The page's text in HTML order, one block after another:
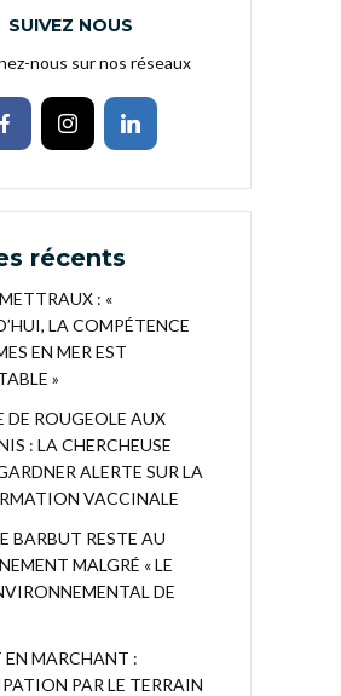
SUIVEZ NOUS
nous sur nos réseaux
récents
: «
LA COMPÉTENCE
EN MER EST
»
DE ROUGEOLE AUX
: LA CHERCHEUSE
ALERTE SUR LA
VACCINALE
BARBUT RESTE AU
MALGRÉ « LE
DE
EN MARCHANT :
PAR LE TERRAIN